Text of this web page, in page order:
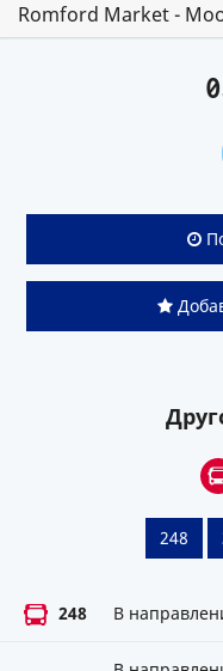
Romford Market -
248
248 В